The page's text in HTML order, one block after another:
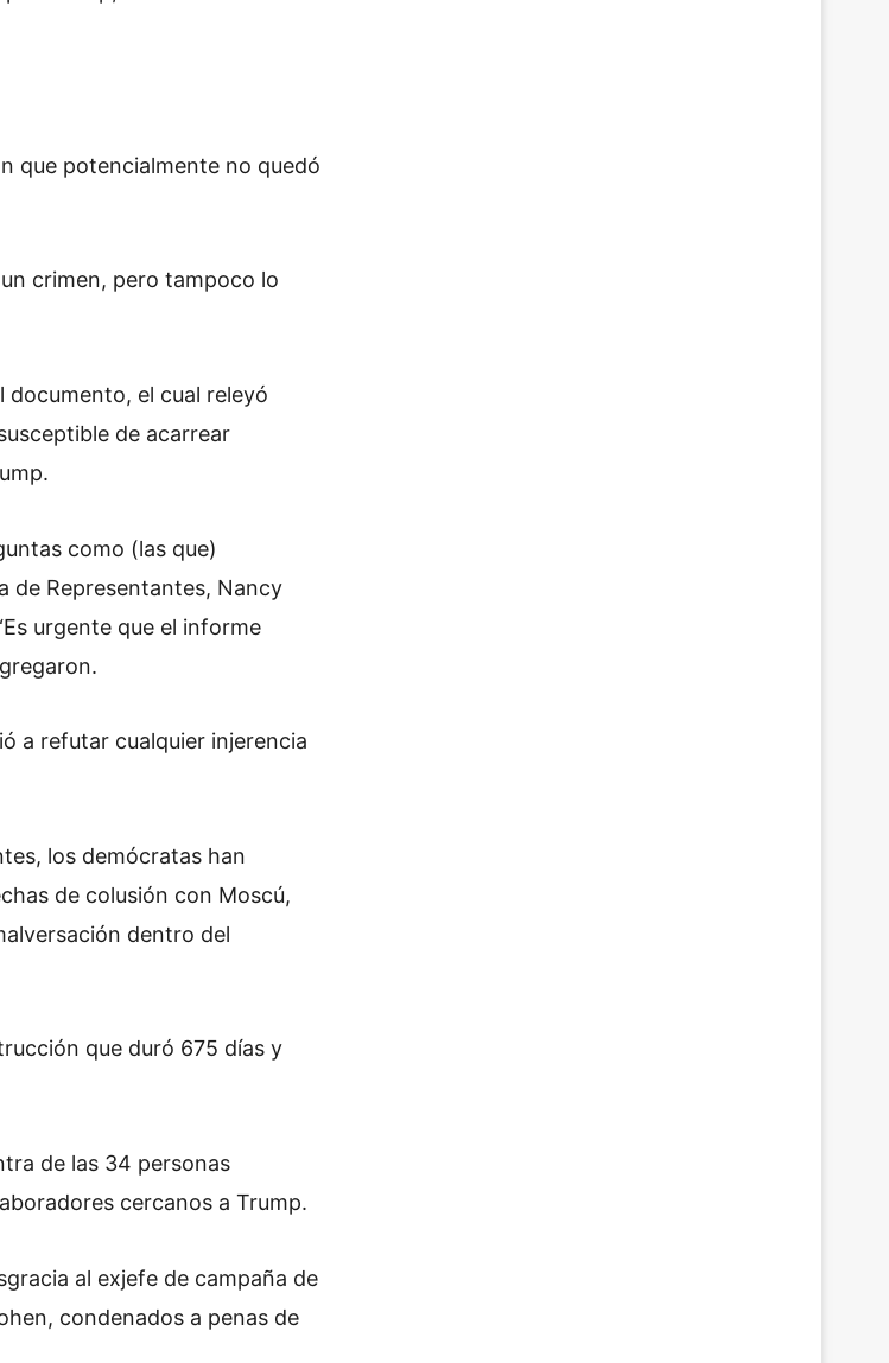
que potencialmente no quedó
crimen, pero tampoco lo
documento, el cual releyó
de acarrear
como (las que)
de Representantes, Nancy
urgente que el informe
a refutar cualquier injerencia
los demócratas han
de colusión con Moscú,
dentro del
que duró 675 días y
de las 34 personas
cercanos a Trump.
al exjefe de campaña de
condenados a penas de